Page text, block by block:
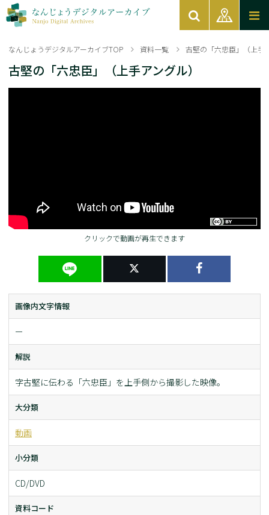
なんじょうデジタルアーカイブTOP 資料一覧 古堅の「六忠臣」（上手
古堅の「六忠臣」（上手アングル）
クリックで動画が再生できます
画像内文字情報
ー
解説
字古堅に伝わる「六忠臣」を上手側から撮影した映像。
大分類
動画
小分類
CD/DVD
資料コード